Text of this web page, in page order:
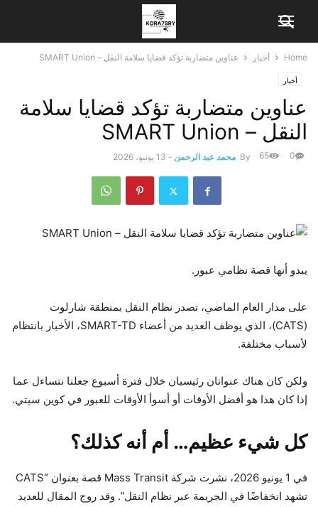
Home أخبار عناوين متضاربة تؤكد قضايا سلامة النقل – SMART Union
أخبار
عناوين متضاربة تؤكد قضايا سلامة
النقل – SMART Union
By محمد عبد الرحمن - 13 يونيو، 2026 0
65
يبدو أنها قصة نظامي عبور.
على مدار العام الماضي، تصدر نظام النقل بمنطقة شارلوت
(CATS)، الذي يوظف العديد من أعضاء SMART-TD، الأخبار بانتظام
لأسباب مختلفة.
ولكن كان هناك عنوانان رئيسيان خلال فترة أسبوع جعلنا نتساءل عما
إذا كان هذا هو أفضل الأوقات أو أسوأ الأوقات للعبور في كوين سيتي.
كل شيء عظيم… أم أنه كذلك؟
في 1 يونيو 2026، نشرت شركة Mass Transit قصة بعنوان “CATS
تشهد انخفاضًا في الجريمة عبر نظام النقل”. وقد روج المقال للعديد